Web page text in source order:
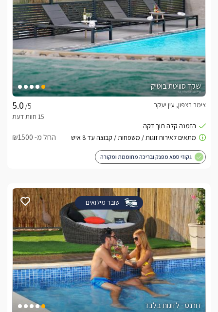
שקד סוויטת בוטיק
/5
צימר בצפון, עין יעקב
החל מ- ₪1500
גקוזי ספא מפנק ובריכה מחוממת ומקורה
שובר מילואים
דורנס - לזוגות בלבד